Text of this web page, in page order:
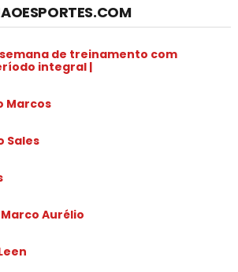
de treinamento com
integral |
Marcos
Sales
Aurélio